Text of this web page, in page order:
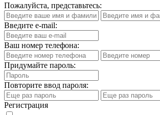
Пожалуйста, представьтесь:
Введите e-mail:
Ваш номер телефона:
Придумайте пароль:
Повторите ввод пароля:
Регистрация